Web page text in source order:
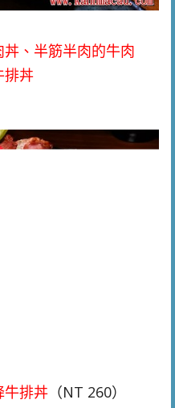
、半筋半肉的牛肉
排丼
牛排丼 （NT 260）